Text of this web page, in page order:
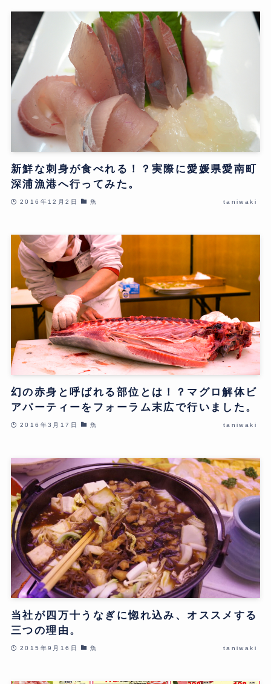
新鮮な刺身が食べれる！？実際に愛媛県愛南町
深浦漁港へ行ってみた。
2016年12月2日 魚 taniwaki
幻の赤身と呼ばれる部位とは！？マグロ解体ビ
アパーティーをフォーラム末広で行いました。
2016年3月17日 魚 taniwaki
当社が四万十うなぎに惚れ込み、オススメする
三つの理由。
2015年9月16日 魚 taniwaki